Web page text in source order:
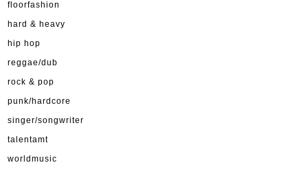
floorfashion
hard & heavy
hip hop
reggae/dub
rock & pop
punk/hardcore
singer/songwriter
talentamt
worldmusic